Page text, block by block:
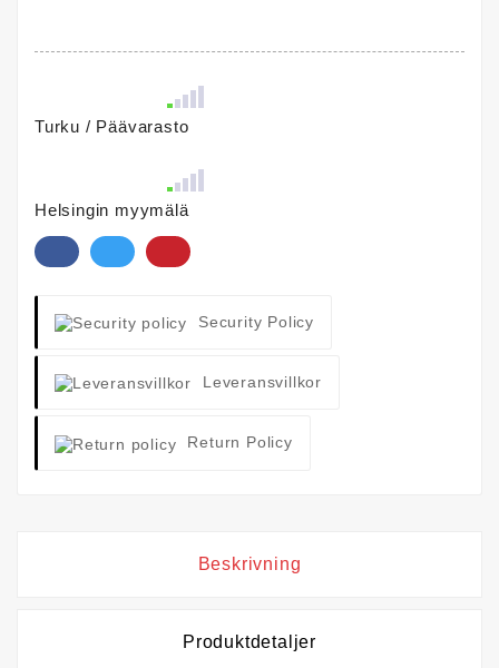
Turku / Päävarasto
Helsingin myymälä
Security Policy
Leveransvillkor
Return Policy
Beskrivning
Produktdetaljer